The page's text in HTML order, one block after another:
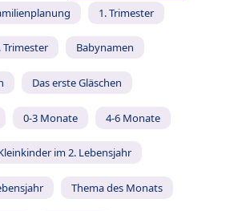
1. Trimester
Trimester Babynamen
Das erste Gläschen
0-3 Monate 4-6 Monate
im 2. Lebensjahr
Thema des Monats